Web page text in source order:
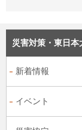
災害対策・東日
新着情報
イベント